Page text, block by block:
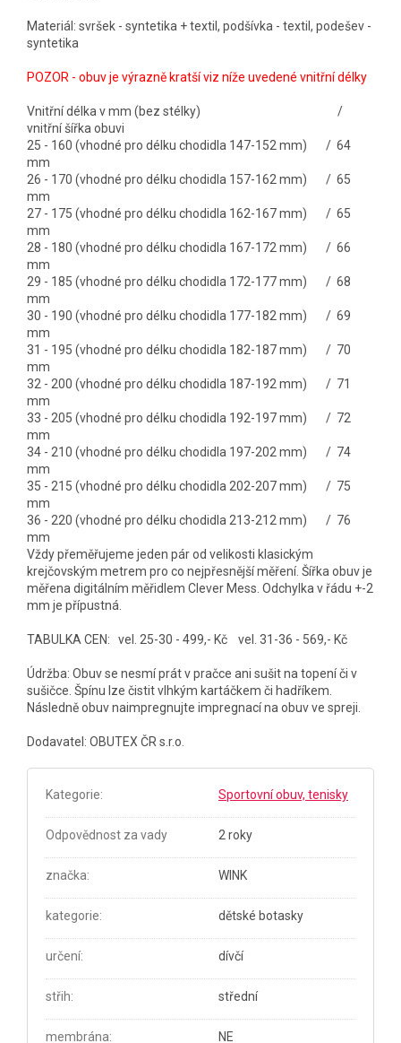
Materiál: svršek - syntetika + textil, podšívka - textil, podešev -
syntetika
POZOR - obuv je výrazně kratší viz níže uvedené vnitřní délky
Vnitřní délka v mm (bez stélky) /
vnitřní šířka obuvi
25 - 160 (vhodné pro délku chodidla 147-152 mm) / 64
mm
26 - 170 (vhodné pro délku chodidla 157-162 mm) / 65
mm
27 - 175 (vhodné pro délku chodidla 162-167 mm) / 65
mm
28 - 180 (vhodné pro délku chodidla 167-172 mm) / 66
mm
29 - 185 (vhodné pro délku chodidla 172-177 mm) / 68
mm
30 - 190 (vhodné pro délku chodidla 177-182 mm) / 69
mm
31 - 195 (vhodné pro délku chodidla 182-187 mm) / 70
mm
32 - 200 (vhodné pro délku chodidla 187-192 mm) / 71
mm
33 - 205 (vhodné pro délku chodidla 192-197 mm) / 72
mm
34 - 210 (vhodné pro délku chodidla 197-202 mm) / 74
mm
35 - 215 (vhodné pro délku chodidla 202-207 mm) / 75
mm
36 - 220 (vhodné pro délku chodidla 213-212 mm) / 76
mm
Vždy přeměřujeme jeden pár od velikosti klasickým
krejčovským metrem pro co nejpřesnější měření. Šířka obuv je
měřena digitálním měřidlem Clever Mess. Odchylka v řádu +-2
mm je přípustná.
TABULKA CEN: vel. 25-30 - 499,- Kč vel. 31-36 - 569,- Kč
Údržba: Obuv se nesmí prát v pračce ani sušit na topení či v
sušičce. Špínu lze čistit vlhkým kartáčkem či hadříkem.
Následně obuv naimpregnujte impregnací na obuv ve spreji.
Dodavatel: OBUTEX ČR s.r.o.
Kategorie: Sportovní obuv, tenisky
Odpovědnost za vady 2 roky
značka: WINK
kategorie: dětské botasky
určení: dívčí
střih: střední
membrána: NE